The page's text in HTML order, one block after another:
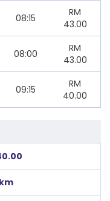
08:15
RM
43.00
08:00
RM
43.00
09:15
RM
40.00